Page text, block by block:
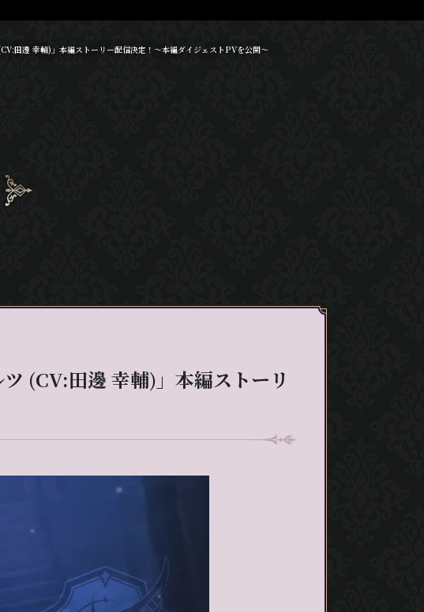
田邊 幸輔)」本編ストーリー配信決定！～本編ダイジェストPVを公開～
(CV:田邊 幸輔)」本編ストーリ